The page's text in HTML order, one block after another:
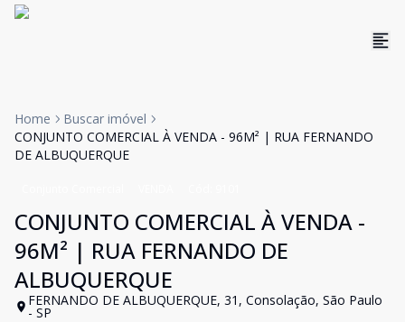
Home
Buscar imóvel
CONJUNTO COMERCIAL À VENDA - 96M² | RUA FERNANDO
DE ALBUQUERQUE
CONJUNTO COMERCIAL À VENDA -
96M² | RUA FERNANDO DE
ALBUQUERQUE
FERNANDO DE ALBUQUERQUE, 31, Consolação, São Paulo
- SP